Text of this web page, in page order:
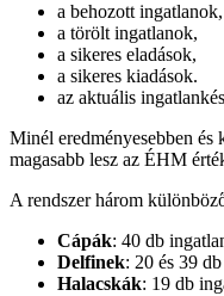
a behozott ingatlanok,
a törölt ingatlanok,
a sikeres eladások,
a sikeres kiadások.
az aktuális
Minél eredményesebben és
magasabb lesz az ÉHM
A rendszer három
Cápák: 40 db
Delfinek: 20 és 39
Halacskák: 19 db